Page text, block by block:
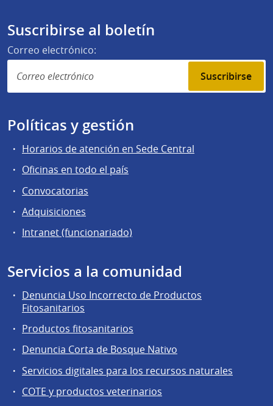
Suscribirse al boletín
Correo electrónico:
Suscribirse
Políticas y gestión
Horarios de atención en Sede Central
Oficinas en todo el país
Convocatorias
Adquisiciones
Intranet (funcionariado)
Servicios a la comunidad
Denuncia Uso Incorrecto de Productos
Fitosanitarios
Productos fitosanitarios
Denuncia Corta de Bosque Nativo
Servicios digitales para los recursos naturales
COTE y productos veterinarios